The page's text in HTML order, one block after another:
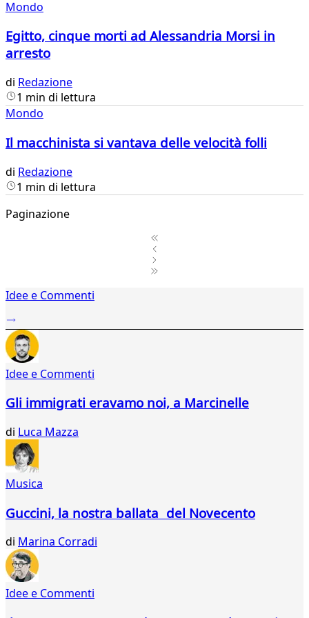
Mondo
Egitto, cinque morti ad Alessandria Morsi in
arresto
di Redazione
1 min di lettura
Mondo
Il macchinista si vantava delle velocità folli
di Redazione
1 min di lettura
Paginazione
2Idee e Commenti
Idee e Commenti
Gli immigrati eravamo noi, a Marcinelle
di Luca Mazza
Musica
Guccini, la nostra ballata del Novecento
di Marina Corradi
Idee e Commenti